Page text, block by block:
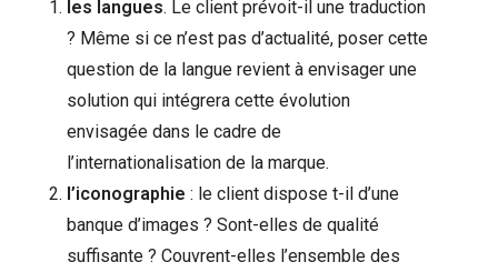
les langues. Le client prévoit-il une traduction
? Même si ce n’est pas d’actualité, poser cette
question de la langue revient à envisager une
solution qui intégrera cette évolution
envisagée dans le cadre de
l’internationalisation de la marque.
l’iconographie : le client dispose t-il d’une
banque d’images ? Sont-elles de qualité
suffisante ? Couvrent-elles l’ensemble des